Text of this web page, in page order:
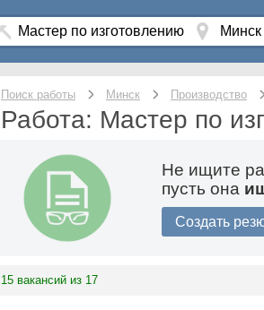
Поиск работы Минск Производство
Работа: Мастер по
Не ищите
пусть она
Создать
15 вакансий из 17